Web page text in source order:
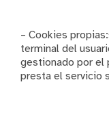
– Cookies
terminal del
gestionado por el
presta el servicio